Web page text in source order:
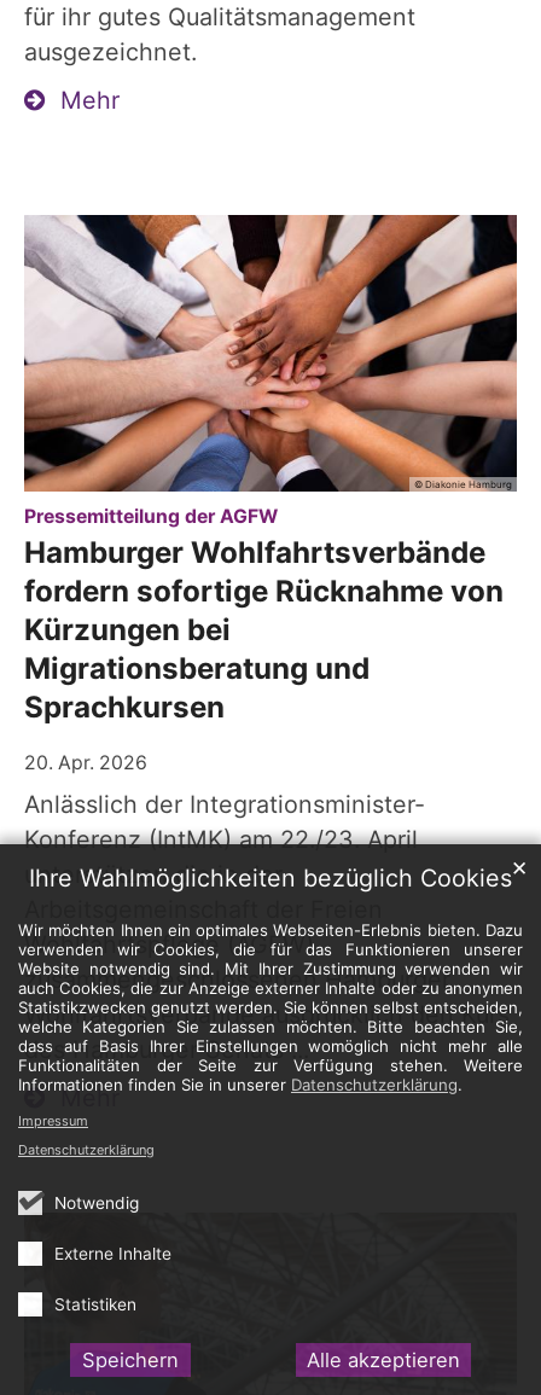
Ihre Wahlmöglichkeiten bezüglich Cookies
Wir möchten Ihnen ein optimales Webseiten-Erlebnis bieten. Dazu
verwenden wir Cookies, die für das Funktionieren unserer
Website notwendig sind. Mit Ihrer Zustimmung verwenden wir
auch Cookies, die zur Anzeige externer Inhalte oder zu anonymen
Statistikzwecken genutzt werden. Sie können selbst entscheiden,
welche Kategorien Sie zulassen möchten. Bitte beachten Sie,
dass auf Basis Ihrer Einstellungen womöglich nicht mehr alle
Funktionalitäten der Seite zur Verfügung stehen. Weitere
Informationen finden Sie in unserer Datenschutzerklärung.
Notwendig
Externe Inhalte
Statistiken
Speichern Alle akzeptieren
✕
Impressum
Datenschutzerklärung
für ihr gutes Qualitätsmanagement
ausgezeichnet.
Mehr
© Diakonie Hamburg
Pressemitteilung der AGFW:
Hamburger Wohlfahrtsverbände
fordern sofortige Rücknahme von
Kürzungen bei
Migrationsberatung und
Sprachkursen
20. Apr. 2026
Anlässlich der Integrationsminister-
Konferenz (IntMK) am 22./23. April
unterstützen die in der
Wohlfahrtspflege (AGFW)
zusammengeschlossenen Hamburger
Wohlfahrtsverbände ausdrücklich den Kurs
des Hamburger Senats ...
Mehr